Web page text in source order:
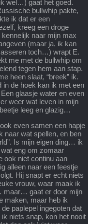
wel…) gaat het goed.
bullwhip pakte,
ik dat er een
kreeg een droge
naar mijn max
(maar ja, ik kan
toch…) wrapt E.
me met de bullwhip om
tegen hem aan stap.
heen slaat, “breek” ik.
de hoek kan ik met een
glaasje water en even
weer wat leven in mijn
leeg en glazig…
even samen een hapje
naar wat spellen, en ben
Is mijn eigen ding… ik
eng om zomaar
ook niet continu aan
alleen naar een feestje
Hij snapt er echt niets
vrouw, waar maak ik
maar… gaat er door mijn
maken, maar heb ik
paplepel ingegoten dat
niets snap, kon het nooit